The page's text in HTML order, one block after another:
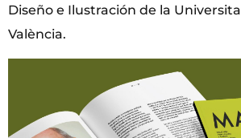
Diseño e Ilustración de la
València.